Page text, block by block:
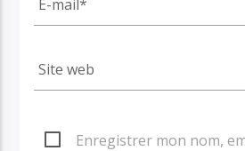
Enregistrer mon nom,